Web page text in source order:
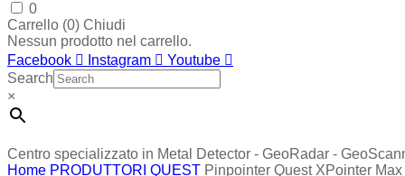
0
Carrello (0) Chiudi
Nessun prodotto nel carrello.
Facebook
Instagram
Youtube
Search
×
Centro specializzato in Metal Detector - GeoRadar -
Home PRODUTTORI QUEST Pinpointer Quest XPointer Max